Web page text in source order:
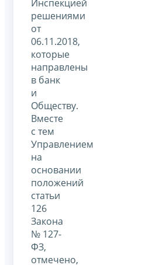
Инспекцией
решениями
от
06.11.2018,
которые
направлены
в банк
и
Обществу.
Вместе
с тем
Управлением
на
основании
положений
статьи
126
Закона
№ 127-
ФЗ,
отмечено,